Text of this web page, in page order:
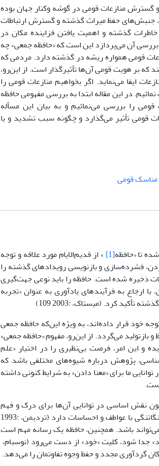
منازعات قومى در گوشه وکنار جهان بوده
حفظ میراث گذشته و گسترش ارتباطات
گذشته و اهمیت یافتن فزاینده مکان در
آن مى‌پردازد این است که «حافظه جمعى» چه
قومى همواره ریشه در گذشته دارد. مردمى که
بر هویت قومى آن‌ها تأثیرگذار است. از این‌رو،
ایفا مى‌نماید. اگر بخواهیم منازعات قومى را
در این مقاله ابتدا به بررسى مفهومى حافظه
را بررسى مى‌نمائیم و به بیان این مسأله
قومى تأثیر مى‌گذارد و چگونه سبب تشدید و یا
مناسک قومى
تا «حافظه[1] » از قدیم‌الایام مورد علاقه و توجه
فشرده‌سازى و بازنویسى رویدادهاى گذشته را
ذخیره شده است. حافظه را باید نوعى جهت‌گیرى
کنیم (وارنوک، :1987 12). بدین‌سان، با ارجاع به فرآیندهاى یادآورى به عنوان «تجربه
کرد. (میستاک، :2003 109)
خود قرار داده‌اند، به ویژه این‌که حافظه جمعى
بازتولید مى‌گردد. از این‌رو، مفهوم «حافظه جمعى»
و این امر، فرصت بى‌نظیرى را در اختیار «علم
پژوهش درباره شیوه‌هاى مختلفى باشد که
ما براى «معنا دادن» به شرایط کنونى داشته
نقش اساسى در توانایى آن‌ها براى درک و فهم
جهان داشته است. حافظه در نحوه ادراک ما مؤثر است و ارتباط تنگاتنگى با عواطف و احساسات دارد (تردیمن، :1993
باشد. همچنین، حافظه یک رسانه مهم است
جدا شود، کلیت «خود» از دست مى‌رود (نوسبام،